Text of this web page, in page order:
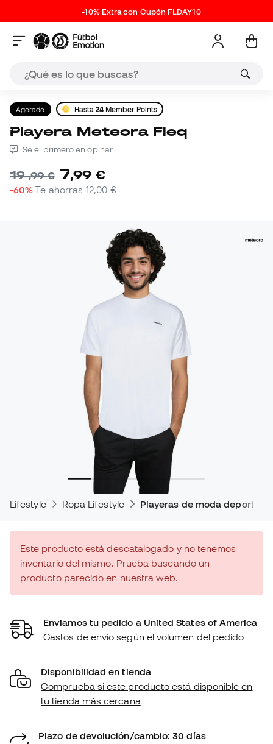
-10% Extra con Cupón FLDAY10
Agotado Hasta24 Member Points
Playera Meteora Fleq
Sé el primero en opinar
19,99 € 7,99 €
-60% Te ahorras12,00 €
Lifestyle Ropa Lifestyle Playeras de moda deportiva
Este producto está descatalogado y no tenemos
inventario del mismo. Prueba buscando un
producto parecido en nuestra web.
Enviamos tu pedido a United States of America
Gastos de envío según el volumen del pedido
Disponibilidad en tienda
Comprueba si este producto está disponible en
tu tienda más cercana
Plazo de devolución/cambio: 30 días